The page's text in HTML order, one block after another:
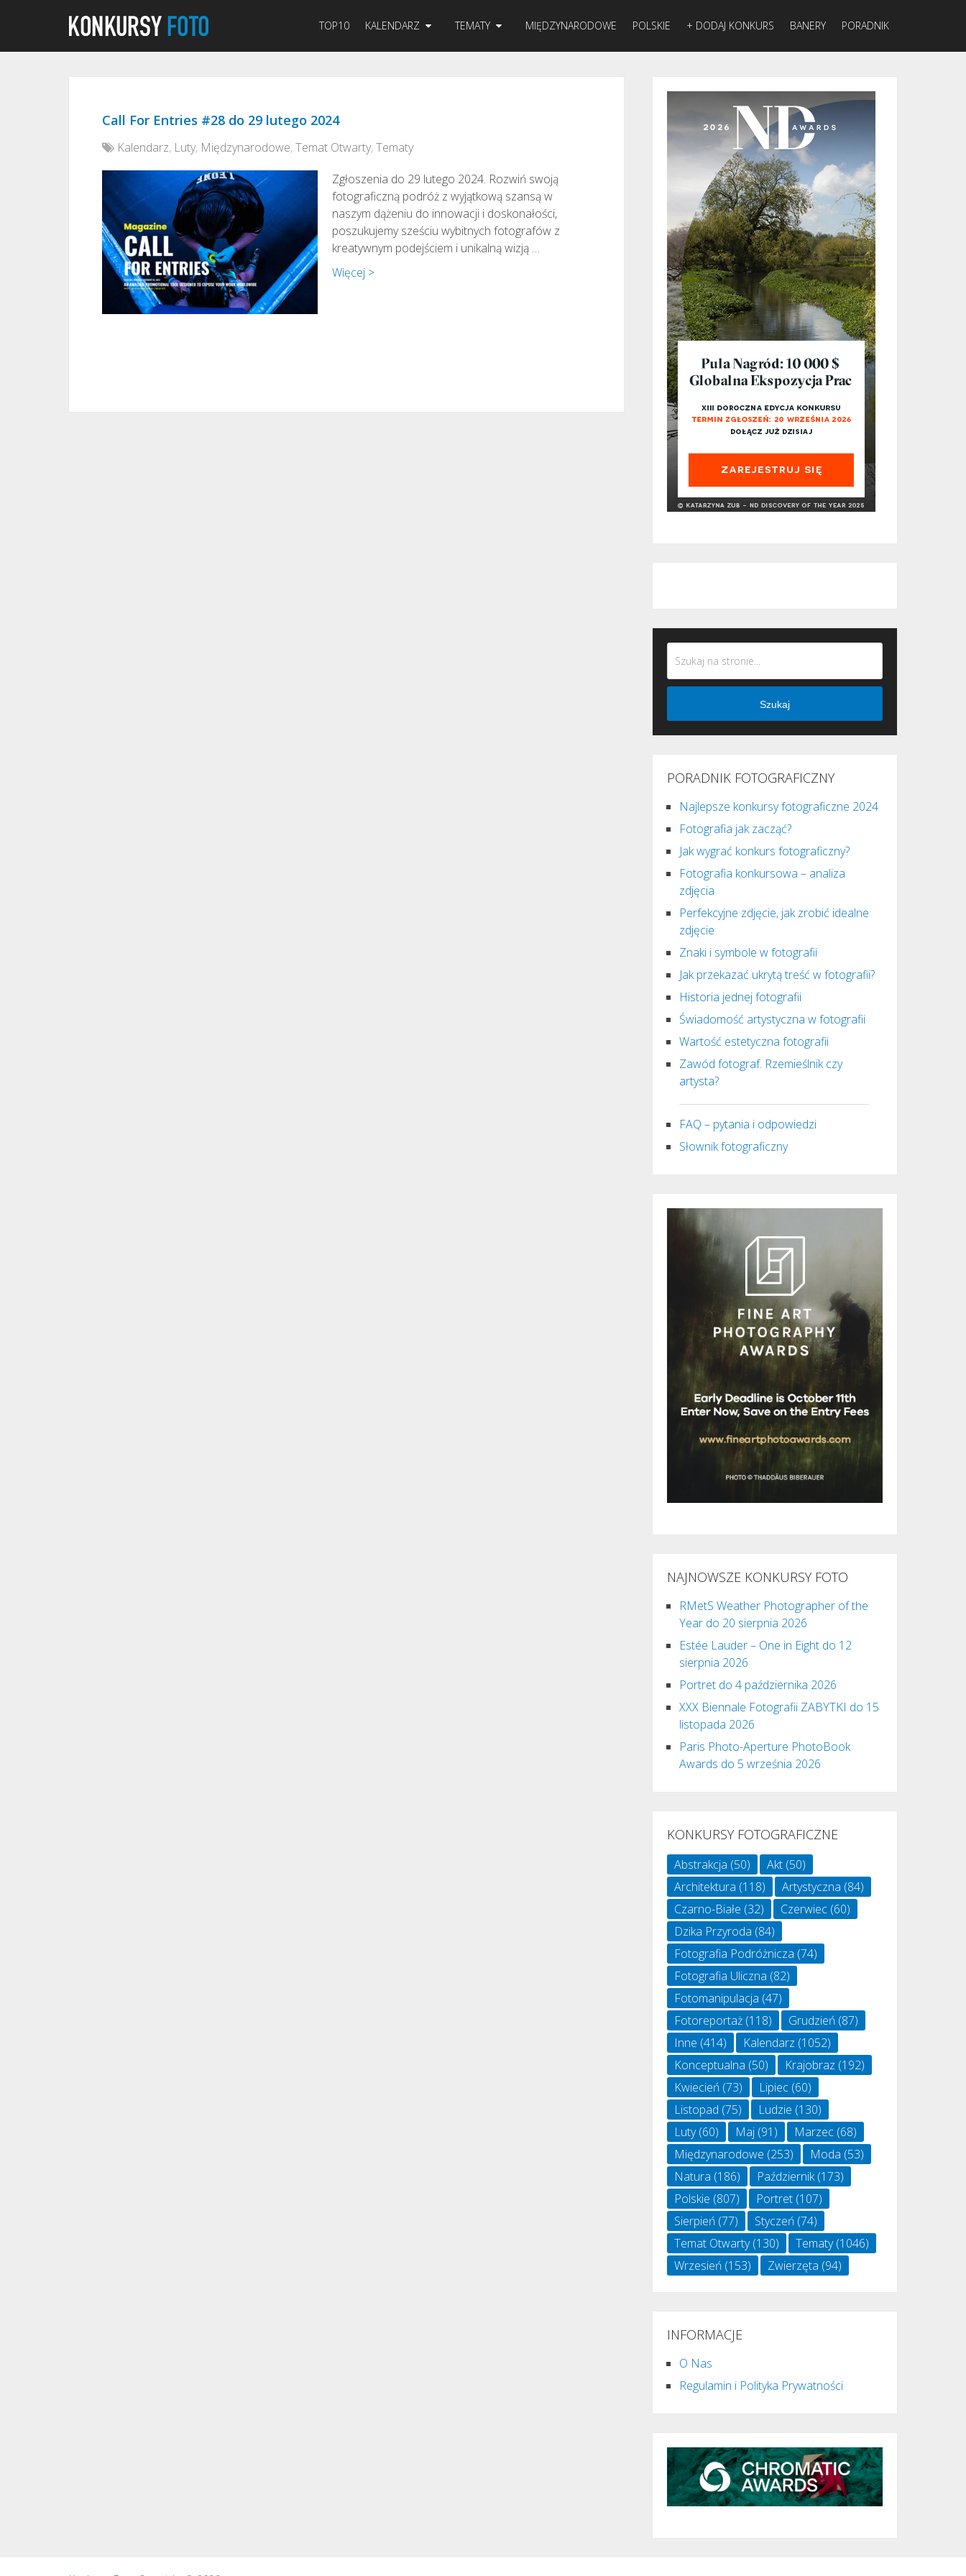
TOP10 KALENDARZ TEMATY MIĘDZYNARODOWE POLSKIE + DODAJ KONKURS BANERY PORADNIK
Call For Entries #28 do 29 lutego 2024
Kalendarz, Luty, Międzynarodowe,Temat Otwarty,Tematy
Zgłoszenia do 29 lutego 2024. Rozwiń swoją
fotograficzną podróż z wyjątkową szansą w
naszym dążeniu do innowacji i doskonałości,
poszukujemy sześciu wybitnych fotografów z
kreatywnym podejściem i unikalną wizją …
Więcej >
Szukaj
PORADNIK FOTOGRAFICZNY
Najlepsze konkursy fotograficzne 2024
Fotografia jak zacząć?
Jak wygrać konkurs fotograficzny?
Fotografia konkursowa – analiza
zdjęcia
Perfekcyjne zdjęcie, jak zrobić idealne
zdjęcie
Znaki i symbole w fotografii
Jak przekazać ukrytą treść w fotografii?
Historia jednej fotografii
Świadomość artystyczna w fotografii
Wartość estetyczna fotografii
Zawód fotograf. Rzemieślnik czy
artysta?
FAQ – pytania i odpowiedzi
Słownik fotograficzny
NAJNOWSZE KONKURSY FOTO
RMetS Weather Photographer of the
Year do 20 sierpnia 2026
Estée Lauder – One in Eight do 12
sierpnia 2026
Portret do 4 października 2026
XXX Biennale Fotografii ZABYTKI do 15
listopada 2026
Paris Photo-Aperture PhotoBook
Awards do 5 września 2026
KONKURSY FOTOGRAFICZNE
Abstrakcja (50) Akt (50)
Architektura (118) Artystyczna (84)
Czarno-Białe (32) Czerwiec (60)
Dzika Przyroda (84)
Fotografia Podróżnicza (74)
Fotografia Uliczna (82)
Fotomanipulacja (47)
Fotoreportaż (118) Grudzień (87)
Inne (414) Kalendarz (1052)
Konceptualna (50) Krajobraz (192)
Kwiecień (73) Lipiec (60)
Listopad (75) Ludzie (130)
Luty(60) Maj (91) Marzec (68)
Międzynarodowe (253) Moda (53)
Natura (186) Październik(173)
Polskie (807) Portret (107)
Sierpień (77) Styczeń (74)
Temat Otwarty(130) Tematy(1046)
Wrzesień (153) Zwierzęta (94)
INFORMACJE
O Nas
Regulamin i Polityka Prywatności